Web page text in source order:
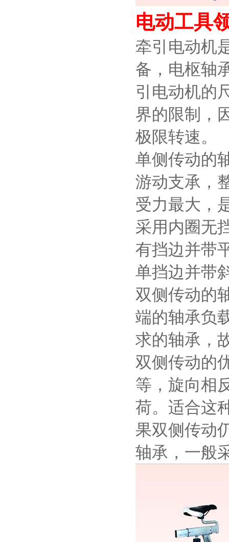
电动工具
牵引电动机
备，电枢轴
引电动机的
界的限制，
极限转速。
单侧传动的
游动支承，
受力最大，
采用内圈无
有挡边并带
单挡边并带
双侧传动的
端的轴承负
求的轴承，
双侧传动的
等，旋向相
荷。适合这
果双侧传动
轴承，一般